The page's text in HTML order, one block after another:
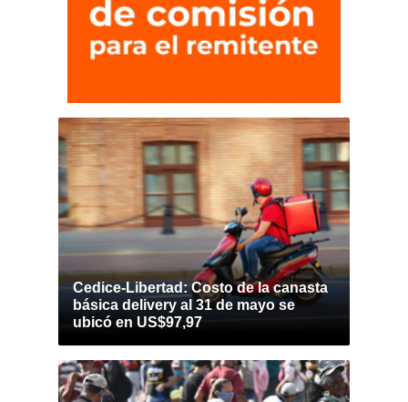
Cedice-Libertad: Costo de la canasta
básica delivery al 31 de mayo se
ubicó en US$97,97